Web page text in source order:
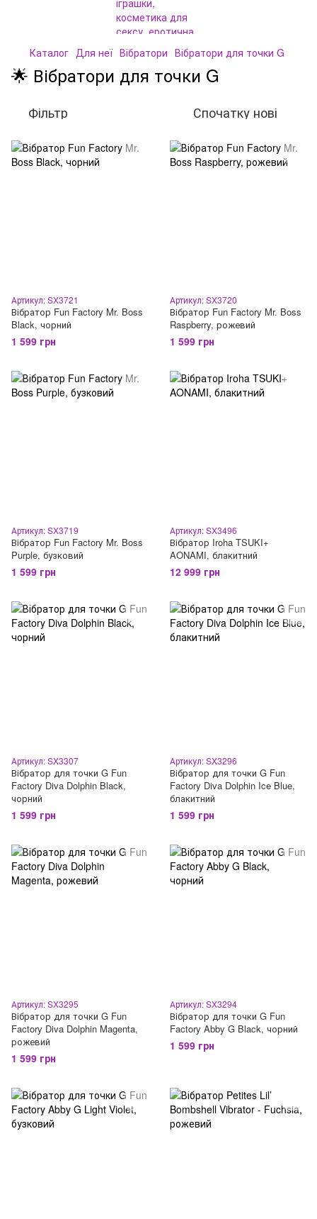
Каталог Для неї Вібратори Вібратори для точки G
🌟 Вібратори для точки G
Фільтр Спочатку нові
Артикул: SX3721
Вібратор Fun Factory Mr. Boss
Black, чорний
1 599 грн
Артикул: SX3720
Вібратор Fun Factory Mr. Boss
Raspberry, рожевий
1 599 грн
Артикул: SX3719
Вібратор Fun Factory Mr. Boss
Purple, бузковий
1 599 грн
Артикул: SX3496
Вібратор Iroha TSUKI+
AONAMI, блакитний
12 999 грн
Артикул: SX3307
Вібратор для точки G Fun
Factory Diva Dolphin Black,
чорний
1 599 грн
Артикул: SX3296
Вібратор для точки G Fun
Factory Diva Dolphin Ice Blue,
блакитний
1 599 грн
Артикул: SX3295
Вібратор для точки G Fun
Factory Diva Dolphin Magenta,
рожевий
1 599 грн
Артикул: SX3294
Вібратор для точки G Fun
Factory Abby G Black, чорний
1 599 грн